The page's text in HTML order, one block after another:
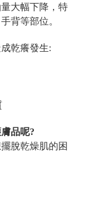
大幅下降，特
背等部位。
乾癢發生:
品呢?
脫乾燥肌的困